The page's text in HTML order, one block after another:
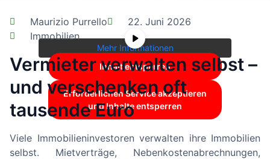
dass dabei Daten an Drittanbieter
weitergegeben werden.
Mehr Informationen
Inhalt entsperren
Erforderlichen Service akzeptieren
und Inhalte entsperren
Maurizio Purrello
22. Juni 2026
Immobilien
Vermieter verwalten selbst –
und verschenken oft
tausende Euro
Viele Immobilieninvestoren verwalten ihre Immobilien
selbst. Mietverträge, Nebenkostenabrechnungen,